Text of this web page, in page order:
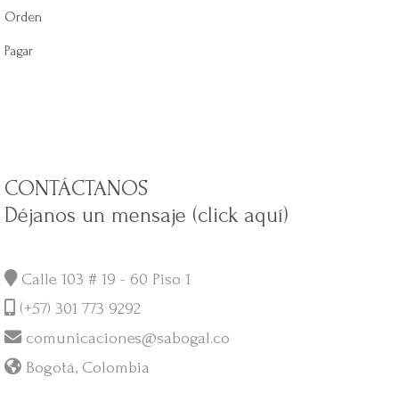
Orden
Pagar
CONTÁCTANOS
Déjanos un mensaje (click aquí)
Calle 103 # 19 - 60 Piso 1
(+57) 301 773 9292
comunicaciones@sabogal.co
Bogotá, Colombia